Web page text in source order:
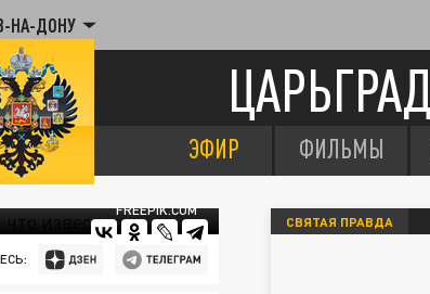
НА-ДОНУ
ЦАРЬГРАД
ЭФИР ФИЛЬМЫ
FREEPIK.COM
СВЯТАЯ ПРАВДА